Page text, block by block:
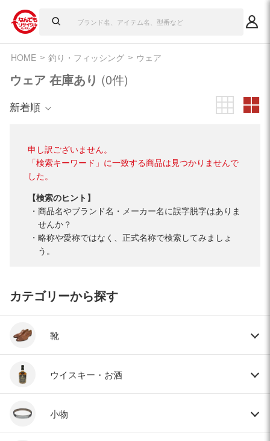
HOME 釣り・フィッシング ウェア
ウェア 在庫あり (0件)
新着順
申し訳ございません。
「検索キーワード」に一致する商品は見つかりませんで
した。
【検索のヒント】
商品名やブランド名・メーカー名に誤字脱字はありま
せんか？
略称や愛称ではなく、正式名称で検索してみましょ
う。
カテゴリーから探す
靴
ウイスキー・お酒
小物